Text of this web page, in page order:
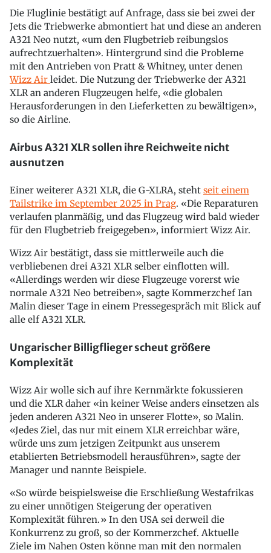
Die Fluglinie bestätigt auf Anfrage, dass sie bei zwei der
Jets die Triebwerke abmontiert hat und diese an anderen
A321 Neo nutzt, «um den Flugbetrieb reibungslos
aufrechtzuerhalten». Hintergrund sind die Probleme
mit den Antrieben von Pratt & Whitney, unter denen
Wizz Air leidet. Die Nutzung der Triebwerke der A321
XLR an anderen Flugzeugen helfe, «die globalen
Herausforderungen in den Lieferketten zu bewältigen»,
so die Airline.
Airbus A321 XLR sollen ihre Reichweite nicht
ausnutzen
Einer weiterer A321 XLR, die G-XLRA, steht seit einem
Tailstrike im September 2025 in Prag. «Die Reparaturen
verlaufen planmäßig, und das Flugzeug wird bald wieder
für den Flugbetrieb freigegeben», informiert Wizz Air.
Wizz Air bestätigt, dass sie mittlerweile auch die
verbliebenen drei A321 XLR selber einflotten will.
«Allerdings werden wir diese Flugzeuge vorerst wie
normale A321 Neo betreiben», sagte Kommerzchef Ian
Malin dieser Tage in einem Pressegespräch mit Blick auf
alle elf A321 XLR.
Ungarischer Billigflieger scheut größere
Komplexität
Wizz Air wolle sich auf ihre Kernmärkte fokussieren
und die XLR daher «in keiner Weise anders einsetzen als
jeden anderen A321 Neo in unserer Flotte», so Malin.
«Jedes Ziel, das nur mit einem XLR erreichbar wäre,
würde uns zum jetzigen Zeitpunkt aus unserem
etablierten Betriebsmodell herausführen», sagte der
Manager und nannte Beispiele.
«So würde beispielsweise die Erschließung Westafrikas
zu einer unnötigen Steigerung der operativen
Komplexität führen.» In den USA sei derweil die
Konkurrenz zu groß, so der Kommerzchef. Aktuelle
Ziele im Nahen Osten könne man mit den normalen